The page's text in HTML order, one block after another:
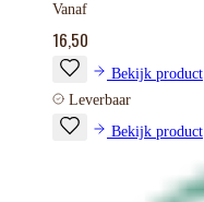
Vanaf
16,50
Bekijk product
Leverbaar
Bekijk product